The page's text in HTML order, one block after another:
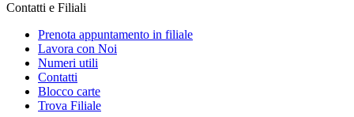
Contatti e Filiali
Prenota appuntamento in filiale
Lavora con Noi
Numeri utili
Contatti
Blocco carte
Trova Filiale